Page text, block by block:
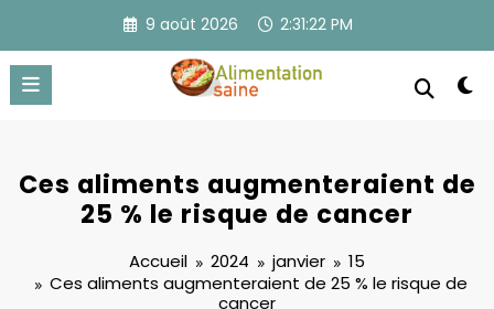
contenu
9 août 2026 2:31:23 PM
Ces aliments augmenteraient de
25 % le risque de cancer
Accueil 2024 janvier
15
Ces aliments augmenteraient de 25 % le risque de
cancer